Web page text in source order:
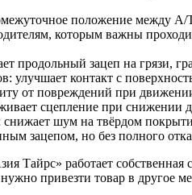
положение между
которым важны
продольный зацеп на грязи,
улучшает контакт с
от повреждений при
сцепление при снижении
шум на твёрдом
зацепом, но без полного
Тайрс» работает
привезти товар в другое